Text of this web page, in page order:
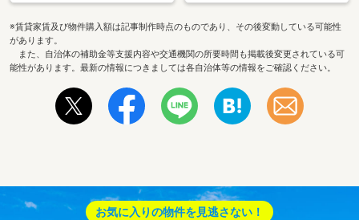
※賃貸家賃及び物件購入額は記事制作時点のものであり、その後変動している可能性
があります。
また、自治体の補助金等支援内容や交通機関の所要時間も掲載後変更されている可
能性があります。最新の情報につきましては各自治体等の情報をご確認ください。
お気に入りの物件を見逃さない！